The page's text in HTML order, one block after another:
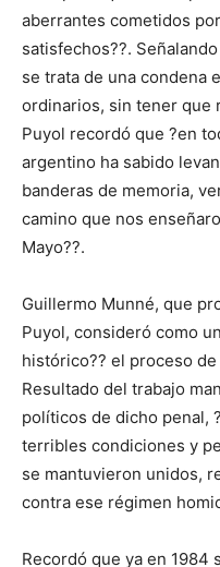
aberrantes cometidos
satisfechos??.
se trata de una condena
ordinarios, sin tener que
Puyol recordó que ?en
argentino ha sabido
banderas de memoria,
camino que nos
Mayo??.
Guillermo Munné, que
Puyol, consideró como
histórico?? el proceso
Resultado del trabajo
políticos de dicho penal,
terribles condiciones y
se mantuvieron unidos,
contra ese régimen
Recordó que ya en 1984